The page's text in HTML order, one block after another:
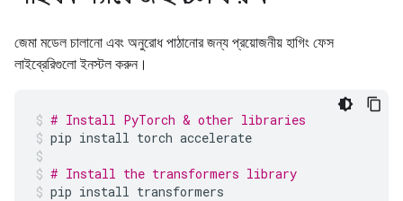
জেমা মডেল চালানো এবং অনুরোধ পাঠানোর জন্য প্রয়োজনীয় হাগিং ফেস
লাইব্রেরিগুলো ইনস্টল করুন।
# Install PyTorch & other libraries
pip install torch accelerate
# Install the transformers library
pip install transformers